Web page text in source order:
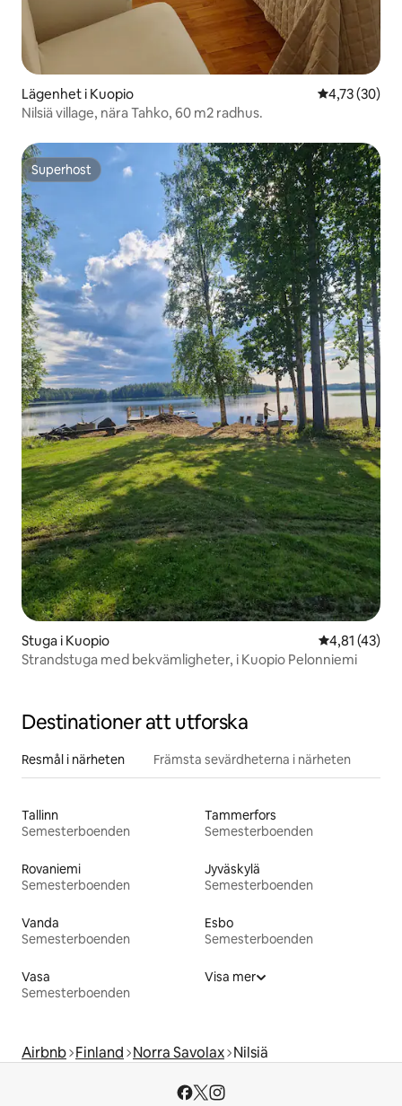
Lägenhet i Kuopio 4,73 av 5 i
4,73 (30)
Nilsiä village, nära Tahko, 60 m2 radhus.
Superhost
Superhost
Stuga i Kuopio 4,81 av 5 i
4,81 (43)
Strandstuga med bekvämligheter, i Kuopio Pelonniemi
Destinationer att utforska
Resmål i närheten Främsta sevärdheterna i närheten
Tallinn
Semesterboenden
Tammerfors
Semesterboenden
Rovaniemi
Semesterboenden
Jyväskylä
Semesterboenden
Vanda
Semesterboenden
Esbo
Semesterboenden
Vasa
Semesterboenden
Visa mer
Airbnb Finland Norra Savolax Nilsiä